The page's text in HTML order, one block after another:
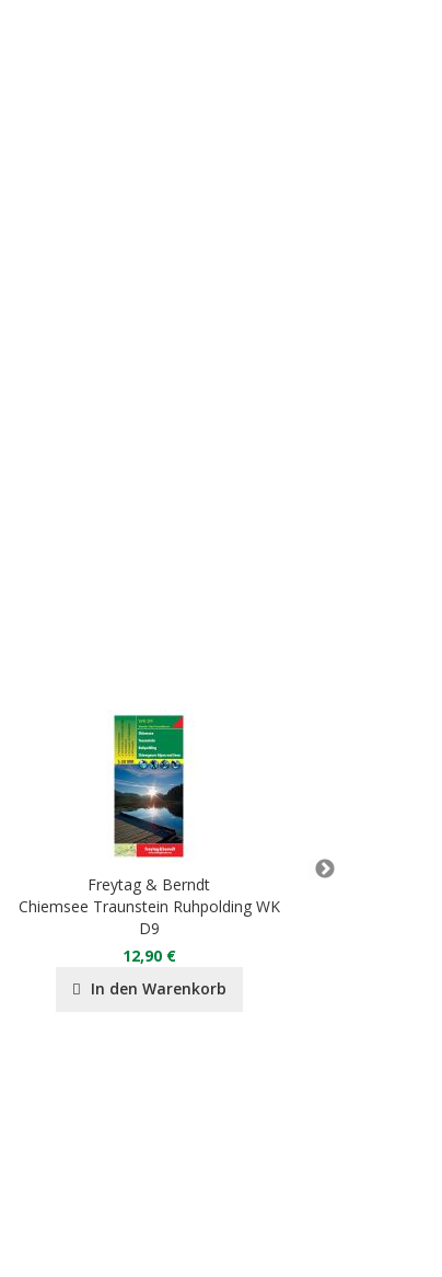
Freytag & Berndt
Chiemsee Traunstein Ruhpolding WK
D9
12,90 €
In den Warenkorb